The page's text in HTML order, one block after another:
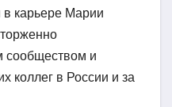
карьере Марии
сообществом и
коллег в России и за